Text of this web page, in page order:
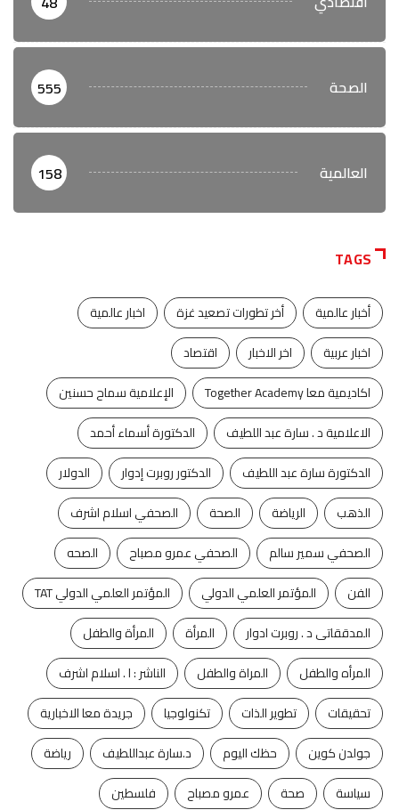
الصحة 555
العالمية 158
TAGS
أخبار عالمية أخر تطورات تصعيد غزة
اخبار عالمية
اخبار عربية
اخر الاخبار
اقتصاد
اكاديمية معا Together Academy
الإعلامية سماح حسنين
الاعلامية د . سارة عبد اللطيف
الدكتورة أسماء أحمد
الدكتورة سارة عبد اللطيف
الدكتور روبرت إدوار
الدولار
الذهب
الرياضة الصحة
الصحفي اسلام اشرف
الصحفي سمير سالم
الصحفي عمرو مصباح
الصحه
الفن
المؤتمر العلمي الدولي
المؤتمر العلمي الدولي TAT
المدققاتى د . روبرت ادوار
المرأة
المرأة والطفل
المرأه والطفل
المراة والطفل
الناشر : ا . اسلام اشرف
تحقيقات
تطوير الذات تكنولوجيا
جريدة معا الاخبارية
جولدن كوين
حظك اليوم د.سارة عبداللطيف
رياضة
سياسة
صحة عمرو مصباح فلسطين